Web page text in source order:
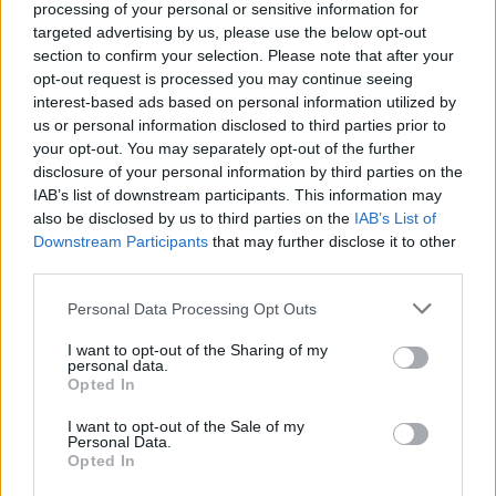
processing of your personal or sensitive information for
targeted advertising by us, please use the below opt-out
section to confirm your selection. Please note that after your
opt-out request is processed you may continue seeing
interest-based ads based on personal information utilized by
us or personal information disclosed to third parties prior to
your opt-out. You may separately opt-out of the further
disclosure of your personal information by third parties on the
IAB’s list of downstream participants. This information may
also be disclosed by us to third parties on the IAB’s List of
Downstream Participants that may further disclose it to other
Please note that this website/app uses one or more Google
not limited to your visit or usage behaviour. You may click to
grant or deny consent to Google and its third-party tags to
use your data for below specified purposes in below Google
consent section.
Personal Data Processing Opt Outs
I want to opt-out of the Sharing of my
personal data.
Opted In
I want to opt-out of the Sale of my
Personal Data.
Opted In
kiskereskedelemben
Györfi Mihály több tucat vállalkozással egyeztetett a
kerékpárgyár dolgozóinak megsegítéséről
41 fok fölé forrósodott az ország, Szolnokon pedig egy másik
rekord is megdőlt
Egy telefonhívást akart, végül rendőrök vitték el a mezőtúri
férfit
munkáltatói jogaikat
Sok volt az igazolatlan hiányzás, Pócs János fizetéslevonást
kapott, más fideszesek még kevesebbet vittek haza
A Szolnok megyei gazdák nagyon nem akarták a JÉGER
további üzemeltetését